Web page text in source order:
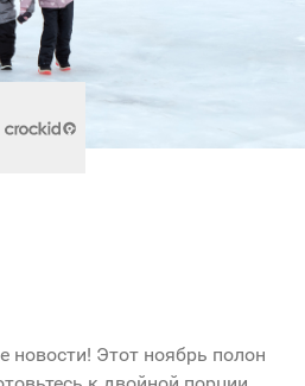
новости! Этот ноябрь полон